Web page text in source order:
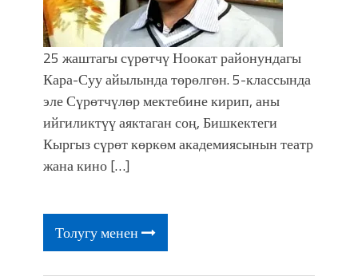
25 жаштагы сүрөтчү Ноокат районундагы
Кара-Суу айылында төрөлгөн. 5-классында
эле Сүрөтчүлөр мектебине кирип, аны
ийгиликтүү аяктаган соң, Бишкектеги
Кыргыз сүрөт көркөм академиясынын театр
жана кино […]
Толугу менен